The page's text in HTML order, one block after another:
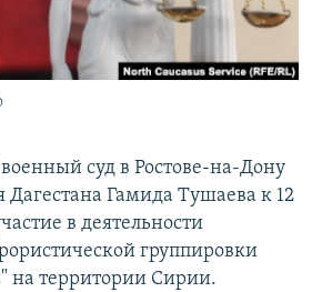
суд в Ростове-на-Дону
Дагестана Гамида Тушаева к 12
в деятельности
группировки
на территории Сирии.